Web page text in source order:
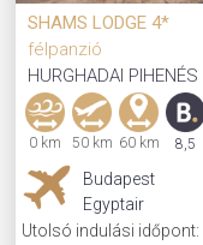
SHAMS LODGE 4*
félpanzió
HURGHADAI PIHENÉS
0 km 50 km 60 km 8,5
Budapest
Egyptair
Utolsó indulási időpont: